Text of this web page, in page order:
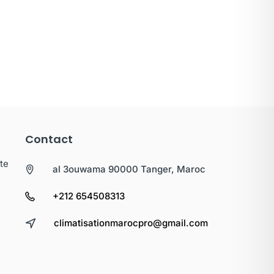
Contact
al 3ouwama 90000 Tanger, Maroc
+212 654508313
climatisationmarocpro@gmail.com